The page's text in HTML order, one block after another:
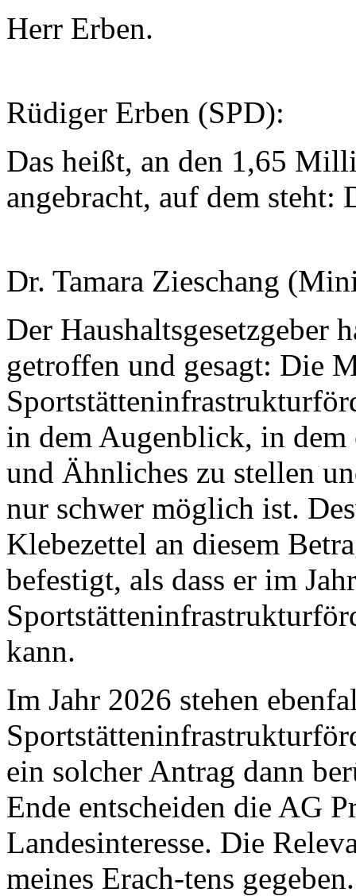
Herr Erben.
Rüdiger Erben (SPD):
Das heißt, an den 1,65
angebracht, auf dem
Dr. Tamara Zieschang
Der Haushaltsgesetzgeber
getroffen und gesagt: Die
in dem Augenblick, in dem
und Ähnliches zu stellen
nur schwer möglich ist.
Klebezettel an diesem
befestigt, als dass er im
kann.
Im Jahr 2026 stehen
ein solcher Antrag dann
Ende entscheiden die AG
Landesinteresse. Die
meines Erach-tens